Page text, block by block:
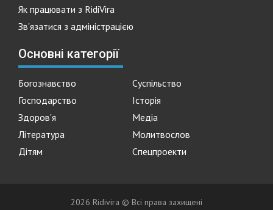
Як працювати з RidiVira
Зв'язатися з адміністрацією
Основні категорії
Богознавство
Суспільство
Господарство
Історія
Здоров'я
Медіа
Література
Молитвослов
Дітям
Спецпроекти
2026 Ridivira © Всі права захищені